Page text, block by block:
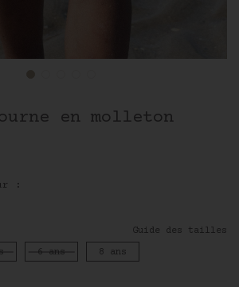
en molleton
:
Guide des tailles
6 ans 8 ans